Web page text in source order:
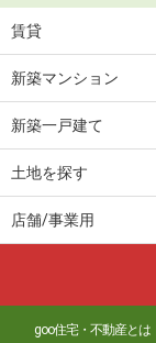
賃貸
新築マンション
新築一戸建て
土地を探す
店舗/事業用
goo住宅・不動産とは